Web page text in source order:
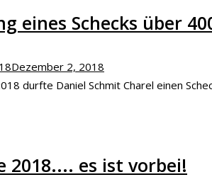
eines Schecks über
Dezember 2, 2018
durfte Daniel Schmit Charel einen
2018.... es ist vorbei!